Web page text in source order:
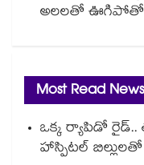
అలలతో
Most Read News
ఒక్క ర్యాపిడో రైడ్..
హాస్పిటల్